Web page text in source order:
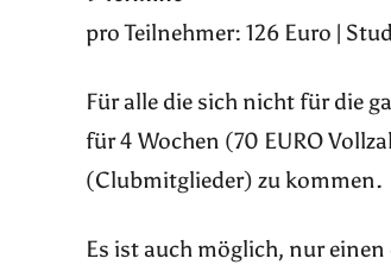
pro Teilnehmer: 126 Euro |
Für alle die sich nicht für die
für 4 Wochen (70 EURO
(Clubmitglieder) zu kommen.
Es ist auch möglich, nur